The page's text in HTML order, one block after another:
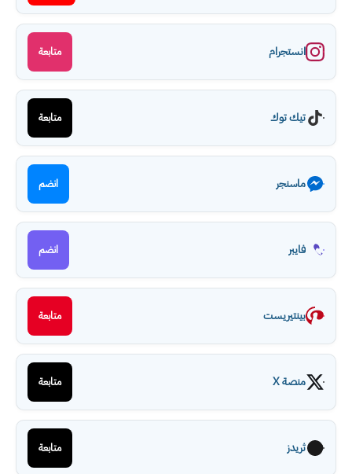
انستجرام متابعة
تيك توك متابعة
ماسنجر انضم
فايبر انضم
بينتيريست متابعة
منصة X متابعة
ثريدز متابعة